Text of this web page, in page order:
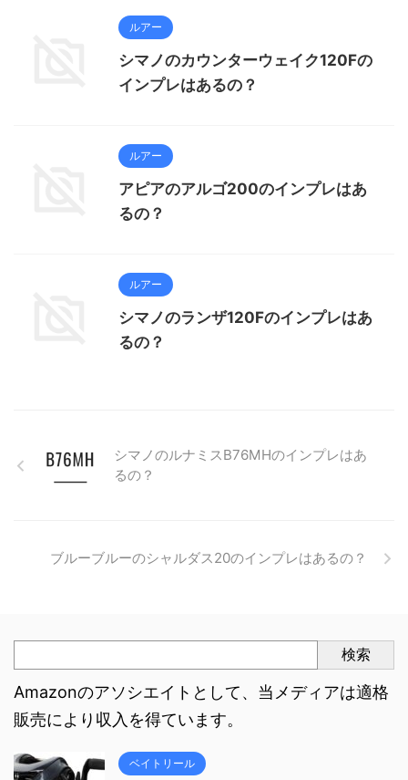
ルアー
シマノのカウンターウェイク120Fの
インプレはあるの？
ルアー
アピアのアルゴ200のインプレはあ
るの？
ルアー
シマノのランザ120Fのインプレはあ
るの？
シマノのルナミスB76MHのインプレはあ
るの？
ブルーブルーのシャルダス20のインプレはあるの？
検索
Amazonのアソシエイトとして、当メディアは適格
販売により収入を得ています。
ベイトリール